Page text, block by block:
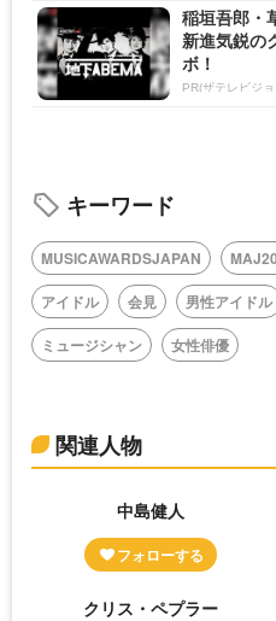
稲垣吾郎・
新進気鋭の
ボ！
PR(ザテレビジ
キーワード
MUSICAWARDSJAPAN
アイドル
会見 男性アイドル
ミュージシャン
女性俳優
関連人物
中島健人
クリス・ペプラー